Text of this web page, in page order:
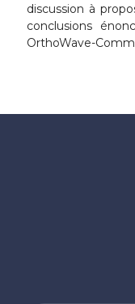
discussion à
conclusions
OrthoWave-